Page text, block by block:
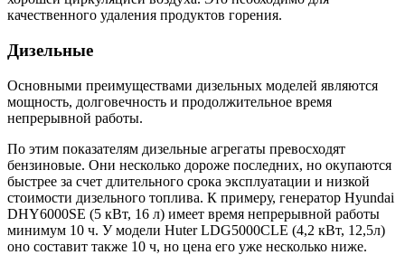
качественного удаления продуктов горения.
Дизельные
Основными преимуществами дизельных моделей являются
мощность, долговечность и продолжительное время
непрерывной работы.
По этим показателям дизельные агрегаты превосходят
бензиновые. Они несколько дороже последних, но окупаются
быстрее за счет длительного срока эксплуатации и низкой
стоимости дизельного топлива. К примеру, генератор Hyundai
DHY6000SE (5 кВт, 16 л) имеет время непрерывной работы
минимум 10 ч. У модели Huter LDG5000CLE (4,2 кВт, 12,5л)
оно составит также 10 ч, но цена его уже несколько ниже.